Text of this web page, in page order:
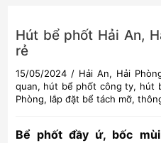
Hút bể phốt Hải An,
rẻ
15/05/2024/ Hải An, Hải
quan, hút bể phốt công ty, hút
Phòng, lắp đặt bể tách mỡ,
Bể phốt đầy ứ, bốc